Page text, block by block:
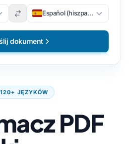
JĘZYKÓW
PDF
Español (hiszpański)
dokument